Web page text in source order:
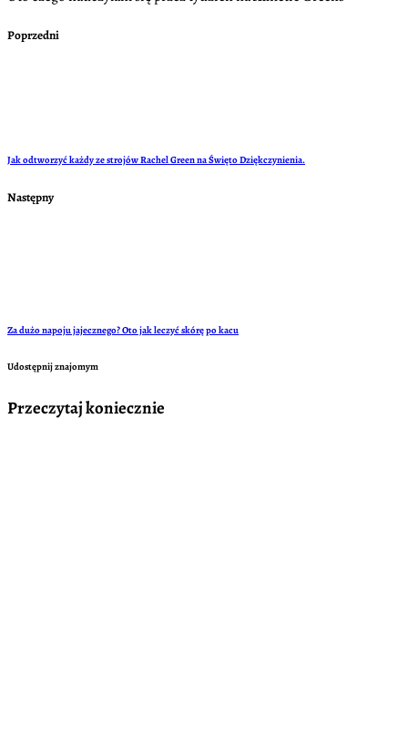
Poprzedni
Jak odtworzyć każdy ze strojów Rachel Green na Święto Dziękczynienia.
Następny
Za dużo napoju jajecznego? Oto jak leczyć skórę po kacu
Udostępnij znajomym
Przeczytaj koniecznie